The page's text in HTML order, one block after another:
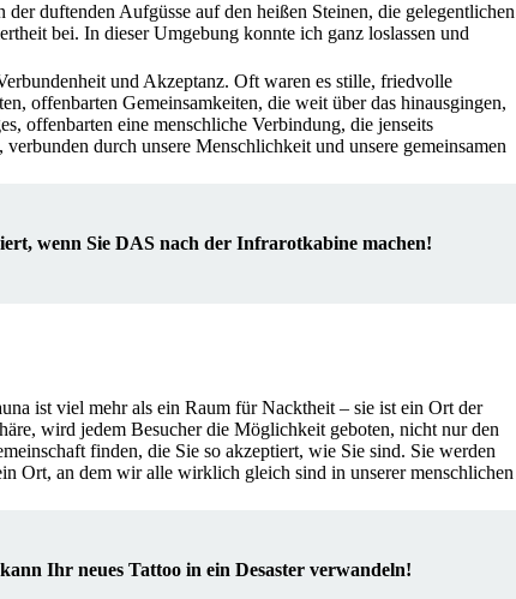
duftenden Aufgüsse auf den heißen Steinen, die gelegentlichen
bei. In dieser Umgebung konnte ich ganz loslassen und
und Akzeptanz. Oft waren es stille, friedvolle
offenbarten Gemeinsamkeiten, die weit über das hinausgingen,
offenbarten eine menschliche Verbindung, die jenseits
durch unsere Menschlichkeit und unsere gemeinsamen
wenn Sie DAS nach der Infrarotkabine machen!
ist viel mehr als ein Raum für Nacktheit – sie ist ein Ort der
wird jedem Besucher die Möglichkeit geboten, nicht nur den
finden, die Sie so akzeptiert, wie Sie sind. Sie werden
Ort, an dem wir alle wirklich gleich sind in unserer menschlichen
Ihr neues Tattoo in ein Desaster verwandeln!